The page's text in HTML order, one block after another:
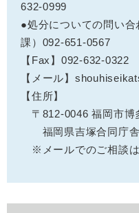
632-0999
●処分についての問い
課）092-651-0567
【Fax】092-632-0322
【メール】
【住所】
〒812-0046 福岡市
福岡県吉塚合同庁
※メールでのご相談は